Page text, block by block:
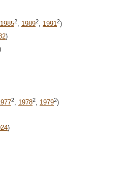
19852 19892 1991 2)
)
2, 19782, 19792)
)